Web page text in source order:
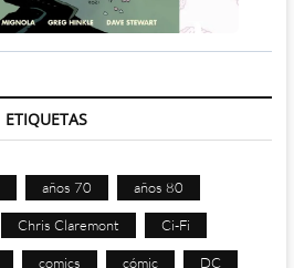
ETIQUETAS
años 70 años 80
Chris Claremont Ci-Fi
comics cómic DC